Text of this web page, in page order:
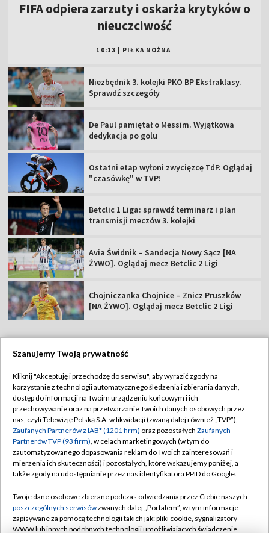
FIFA odpiera zarzuty i oskarża krytyków o
nieuczciwość
10:13 PIŁKA NOŻNA
Niezbędnik 3. kolejki PKO BP Ekstraklasy.
Sprawdź szczegóły
De Paul pamiętał o Messim. Wyjątkowa
dedykacja po golu
Ostatni etap wyłoni zwycięzcę TdP. Oglądaj
"czasówkę" w TVP!
Betclic 1 Liga: sprawdź terminarz i plan
transmisji meczów 3. kolejki
Avia Świdnik – Sandecja Nowy Sącz [NA
ŻYWO]. Oglądaj mecz Betclic 2 Ligi
Chojniczanka Chojnice – Znicz Pruszków
[NA ŻYWO]. Oglądaj mecz Betclic 2 Ligi
Abonament TVP
Sklep TVP
Biuro Reklamy
Oferta Handlowa
Telegazeta ogłoszenia
Rada Programowa
Ogłoszenia przetargowe
Regulamin TVP
Polityka prywatności
Moje zgody
Biuro reklamy
Kontakt
Kanały
Szanujemy Twoją prywatność
Kliknij "Akceptuję i przechodzę do serwisu", aby wyrazić zgody na
korzystanie z technologii automatycznego śledzenia i zbierania danych,
dostęp do informacji na Twoim urządzeniu końcowym i ich
przechowywanie oraz na przetwarzanie Twoich danych osobowych przez
nas, czyli Telewizję Polską S.A. w likwidacji (zwaną dalej również „TVP”),
Zaufanych Partnerów z IAB* (1201 firm) oraz pozostałych Zaufanych
Partnerów TVP (93 firm), w celach marketingowych (w tym do
zautomatyzowanego dopasowania reklam do Twoich zainteresowań i
mierzenia ich skuteczności) i pozostałych, które wskazujemy poniżej, a
także zgody na udostępnianie przez nas identyfikatora PPID do Google.
Twoje dane osobowe zbierane podczas odwiedzania przez Ciebie naszych
poszczególnych serwisówzwanych dalej „Portalem”, w tym informacje
zapisywane za pomocą technologii takich jak: pliki cookie, sygnalizatory
WWW lub innych podobnych technologii umożliwiających świadczenie